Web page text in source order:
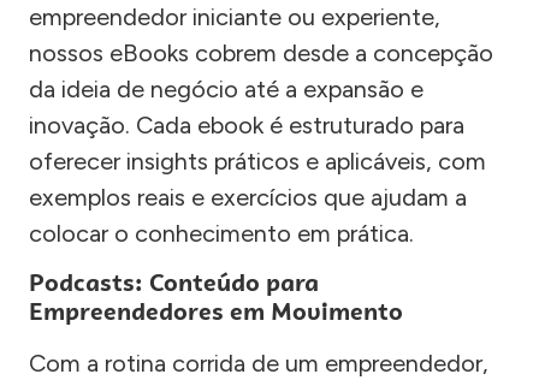
empreendedor iniciante ou experiente,
nossos eBooks cobrem desde a concepção
da ideia de negócio até a expansão e
inovação. Cada ebook é estruturado para
oferecer insights práticos e aplicáveis, com
exemplos reais e exercícios que ajudam a
colocar o conhecimento em prática.
Podcasts: Conteúdo para
Empreendedores em Movimento
Com a rotina corrida de um empreendedor,